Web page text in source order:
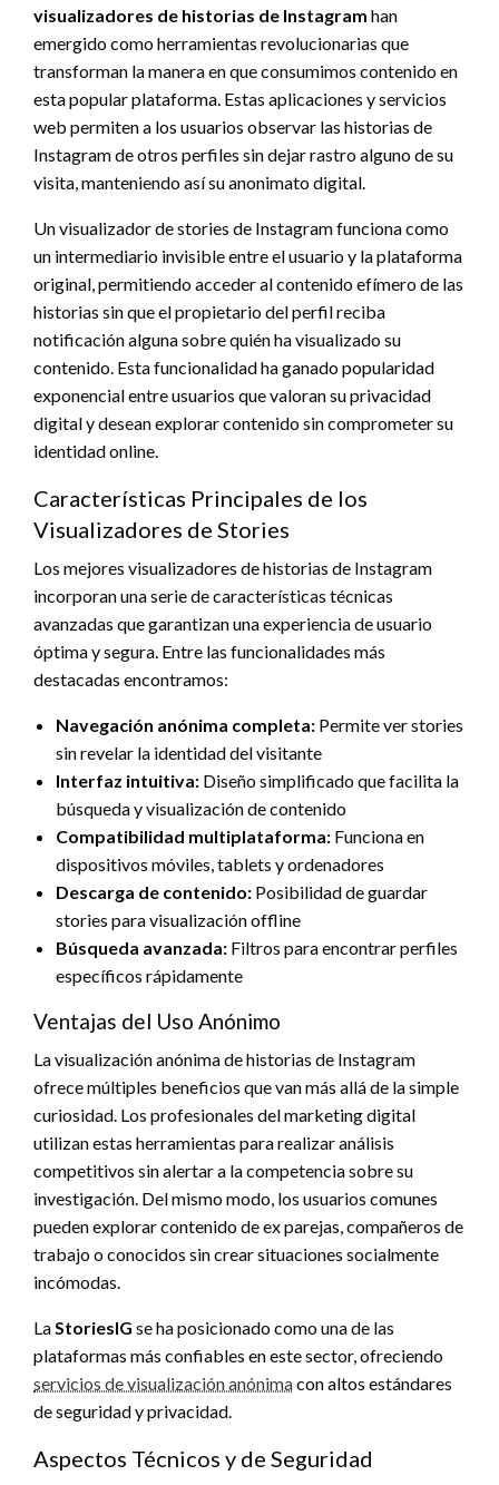
visualizadores de historias de Instagram han
emergido como herramientas revolucionarias que
transforman la manera en que consumimos contenido en
esta popular plataforma. Estas aplicaciones y servicios
web permiten a los usuarios observar las historias de
Instagram de otros perfiles sin dejar rastro alguno de su
visita, manteniendo así su anonimato digital.
Un visualizador de stories de Instagram funciona como
un intermediario invisible entre el usuario y la plataforma
original, permitiendo acceder al contenido efímero de las
historias sin que el propietario del perfil reciba
notificación alguna sobre quién ha visualizado su
contenido. Esta funcionalidad ha ganado popularidad
exponencial entre usuarios que valoran su privacidad
digital y desean explorar contenido sin comprometer su
identidad online.
Características Principales de los
Visualizadores de Stories
Los mejores visualizadores de historias de Instagram
incorporan una serie de características técnicas
avanzadas que garantizan una experiencia de usuario
óptima y segura. Entre las funcionalidades más
destacadas encontramos:
Navegación anónima completa: Permite ver stories
sin revelar la identidad del visitante
Interfaz intuitiva: Diseño simplificado que facilita la
búsqueda y visualización de contenido
Compatibilidad multiplataforma: Funciona en
dispositivos móviles, tablets y ordenadores
Descarga de contenido: Posibilidad de guardar
stories para visualización offline
Búsqueda avanzada: Filtros para encontrar perfiles
específicos rápidamente
Ventajas del Uso Anónimo
La visualización anónima de historias de Instagram
ofrece múltiples beneficios que van más allá de la simple
curiosidad. Los profesionales del marketing digital
utilizan estas herramientas para realizar análisis
competitivos sin alertar a la competencia sobre su
investigación. Del mismo modo, los usuarios comunes
pueden explorar contenido de ex parejas, compañeros de
trabajo o conocidos sin crear situaciones socialmente
incómodas.
LaStoriesIG se ha posicionado como una de las
plataformas más confiables en este sector, ofreciendo
servicios de visualización anónimacon altos estándares
de seguridad y privacidad.
Aspectos Técnicos y de Seguridad